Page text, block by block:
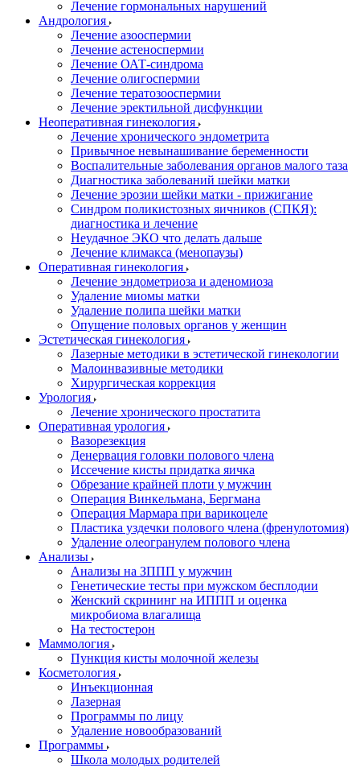
Лечение гормональных нарушений
Андрология
Лечение азооспермии
Лечение астеноспермии
Лечение ОАТ-синдрома
Лечение олигоспермии
Лечение тератозооспермии
Лечение эректильной дисфункции
Неоперативная гинекология
Лечение хронического эндометрита
Привычное невынашивание беременности
Воспалительные заболевания органов малого таза
Диагностика заболеваний шейки матки
Лечение эрозии шейки матки - прижигание
Синдром поликистозных яичников (СПКЯ):
диагностика и лечение
Неудачное ЭКО что делать дальше
Лечение климакса (менопаузы)
Оперативная гинекология
Лечение эндометриоза и аденомиоза
Удаление миомы матки
Удаление полипа шейки матки
Опущение половых органов у женщин
Эстетическая гинекология
Лазерные методики в эстетической гинекологии
Малоинвазивные методики
Хирургическая коррекция
Урология
Лечение хронического простатита
Оперативная урология
Вазорезекция
Денервация головки полового члена
Иссечение кисты придатка яичка
Обрезание крайней плоти у мужчин
Операция Винкельмана, Бергмана
Операция Мармара при варикоцеле
Пластика уздечки полового члена (френулотомия)
Удаление олеогранулем полового члена
Анализы
Анализы на ЗППП у мужчин
Генетические тесты при мужском бесплодии
Женский скрининг на ИППП и оценка
микробиома влагалища
На тестостерон
Маммология
Пункция кисты молочной железы
Косметология
Инъекционная
Лазерная
Программы по лицу
Удаление новообразований
Программы
Школа молодых родителей